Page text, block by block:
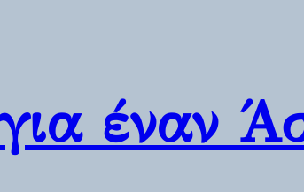
έναν